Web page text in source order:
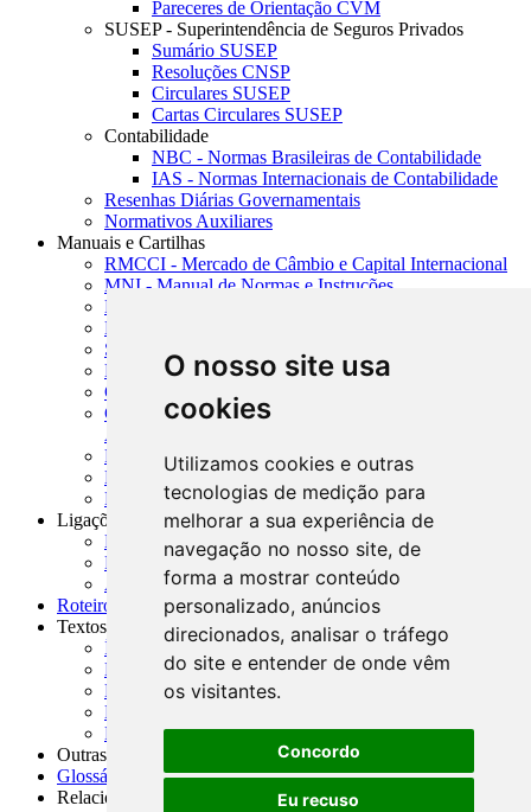
O nosso site usa
cookies
Utilizamos cookies e outras
tecnologias de medição para
melhorar a sua experiência de
navegação no nosso site, de
forma a mostrar conteúdo
personalizado, anúncios
direcionados, analisar o tráfego
do site e entender de onde vêm
os visitantes.
Concordo
Eu recuso
Pareceres de Orientação CVM
SUSEP - Superintendência de Seguros Privados
Sumário SUSEP
Resoluções CNSP
Circulares SUSEP
Cartas Circulares SUSEP
Contabilidade
NBC - Normas Brasileiras de Contabilidade
IAS - Normas Internacionais de Contabilidade
Resenhas Diárias Governamentais
Normativos Auxiliares
Manuais e Cartilhas
RMCCI - Mercado de Câmbio e Capital Internacional
MNI - Manual de Normas e Instruções
MTVM - Manual de Títulos e Valores Mobiliários
MCR - Manual de Crédito Rural
SISORF - Manual de Organização do SFN
MASUP - Manual de Supervisão Bancária
CADOC - Catálogo de Documentos
CNAE-CONCLA - Classificação Nacional de
Atividades Econômicas
PMF - Cartilhas do BCB
Manuais Auxiliares do BCB e Cosif-e
Resenhas Diárias Governamentais
Ligações Externas
Links Úteis
Presidência da República
Agências Nacionais Reguladoras
Roteiros para Estudos
Textos
Índice de Textos
Editorial
Monografias
Na Imprensa
Fórum de Discussão
Outras ferramentas
Glossário
Relacionamento